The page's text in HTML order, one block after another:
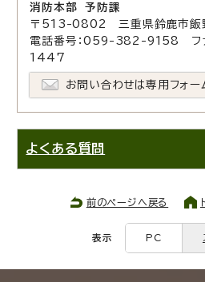
消防本部 予防課
〒513-0802 三重県鈴鹿市飯
電話番号：059-382-9158 フ
1447
お問い合わせは専用フォー
よくある質問
前のページへ戻る
表示 PC